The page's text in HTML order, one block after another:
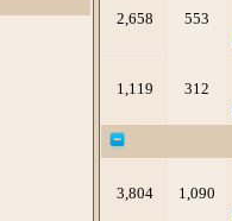
553
2,658
312
1,119
1,090
3,804